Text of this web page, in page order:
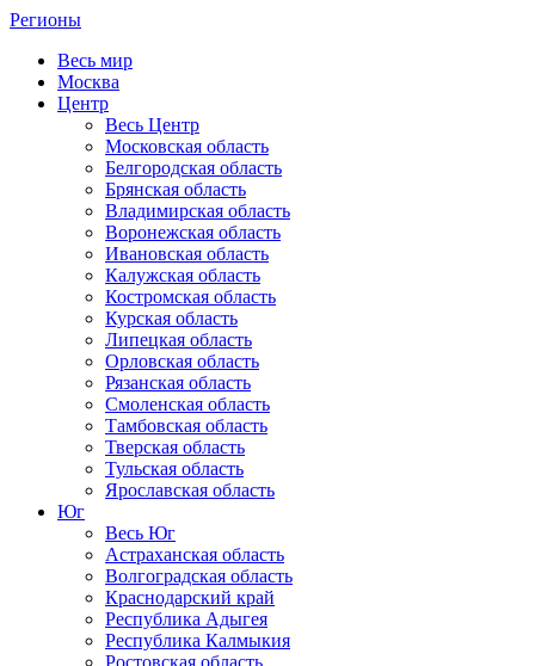
Регионы
Весь мир
Москва
Центр
Весь Центр
Московская область
Белгородская область
Брянская область
Владимирская область
Воронежская область
Ивановская область
Калужская область
Костромская область
Курская область
Липецкая область
Орловская область
Рязанская область
Смоленская область
Тамбовская область
Тверская область
Тульская область
Ярославская область
Юг
Весь Юг
Астраханская область
Волгоградская область
Краснодарский край
Республика Адыгея
Республика Калмыкия
Ростовская область